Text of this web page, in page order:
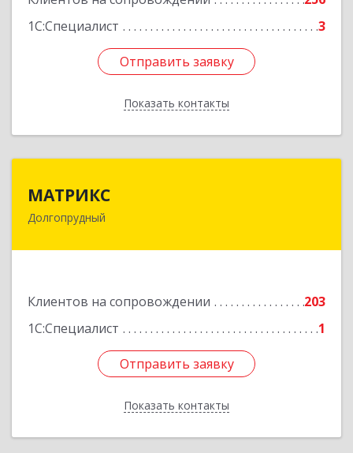
1С:Специалист
3
Отправить заявку
Показать контакты
Отправить заявку
Назад
МАТРИКС
Долгопрудный
Клиентов на сопровождении
203
1С:Специалист
1
Отправить заявку
Показать контакты
141707, Московская обл, Долгопрудный г,
Отправить заявку
Назад